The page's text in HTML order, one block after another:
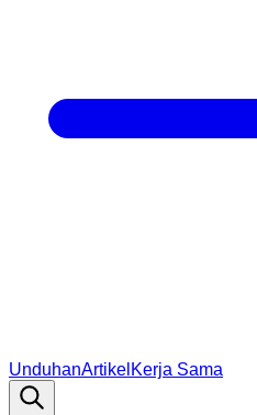
UnduhanArtikel Kerja Sama